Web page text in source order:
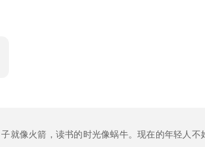
就像火箭，读书的时光像蜗牛。现在的年轻人不